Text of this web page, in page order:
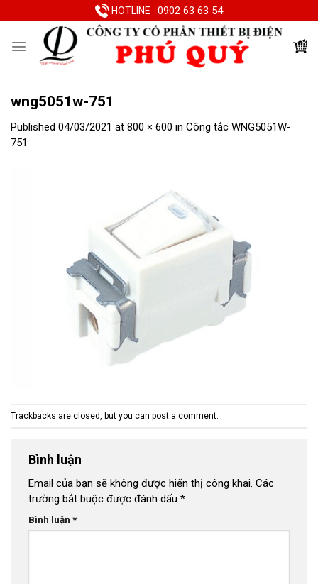
to
HOTLINE 0902 63 63 54
wng5051w-751
Published 04/03/2021 at 800 × 600 in Công tắc WNG5051W-
751
Trackbacks are closed, but you can post a comment.
Bình luận
Email của bạn sẽ không được hiển thị công khai. Các
trường bắt buộc được đánh dấu *
Bình luận *